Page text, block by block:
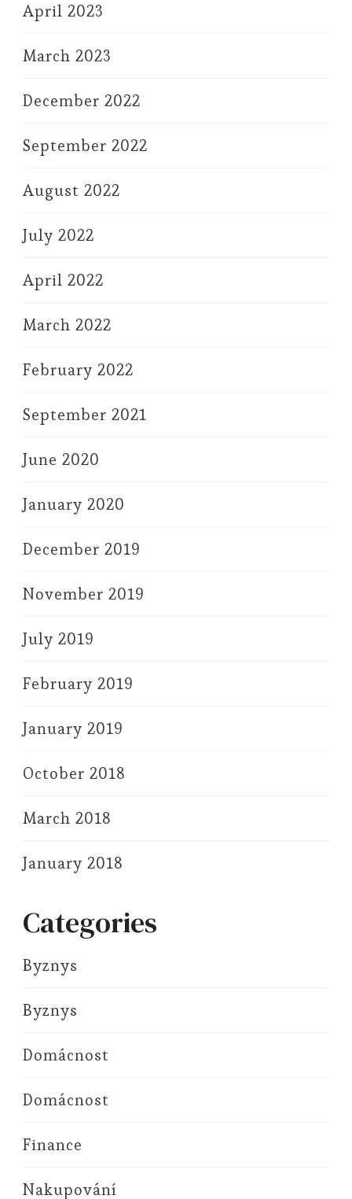
April 2023
March 2023
December 2022
September 2022
August 2022
July 2022
April 2022
March 2022
February 2022
September 2021
June 2020
January 2020
December 2019
November 2019
July 2019
February 2019
January 2019
October 2018
March 2018
January 2018
Categories
Byznys
Byznys
Domácnost
Domácnost
Finance
Nakupování